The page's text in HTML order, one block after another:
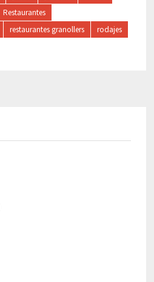
Restaurantes
restaurantes granollers
rodajes